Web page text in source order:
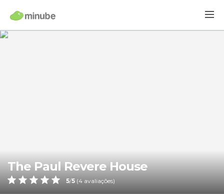
The Paul Revere House
5/5 (4 avaliações)